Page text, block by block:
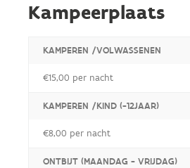
Kampeerplaats
KAMPEREN /VOLWASSENEN
€15,00 per nacht
KAMPEREN /KIND (-12JAAR)
€8,00 per nacht
ONTBIJT (MAANDAG - VRIJDAG)